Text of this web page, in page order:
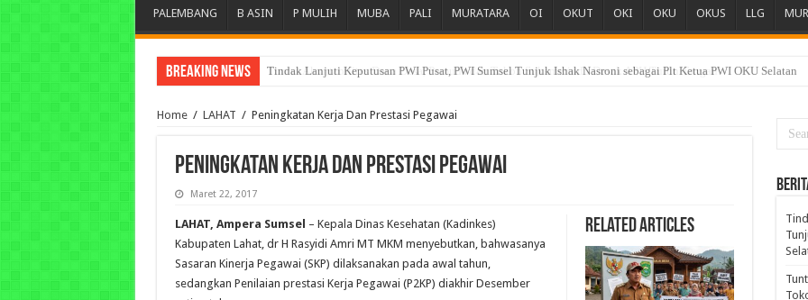
PALEMBANG B ASIN P MULIH MUBA PALI MURATARA OI OKUT OKI OKU OKUS LLG
Breaking News Tuntut Akuntabilitas Dana Desa, Pemuda dan Tokoh Sukamerindu Desak APH Turun Tangan
Home / LAHAT / Peningkatan Kerja Dan Prestasi Pegawai
Peningkatan Kerja Dan Prestasi Pegawai
Maret 22, 2017
Related Articles
LAHAT, Ampera Sumsel – Kepala Dinas Kesehatan (Kadinkes)
Kabupaten Lahat, dr H Rasyidi Amri MT MKM menyebutkan, bahwasanya
Sasaran Kinerja Pegawai (SKP) dilaksanakan pada awal tahun,
sedangkan Penilaian prestasi Kerja Pegawai (P2KP) diakhir Desember